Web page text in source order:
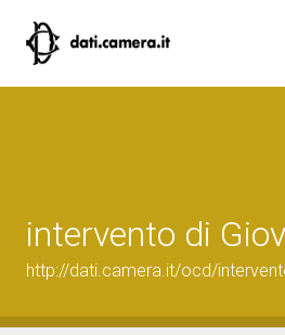
intervento di
http://dati.camera.it/ocd/